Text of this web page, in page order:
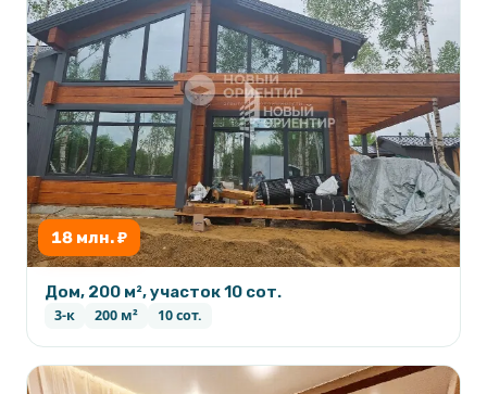
18 млн. ₽
Дом, 200 м², участок 10 сот.
3-к 200 м² 10 сот.